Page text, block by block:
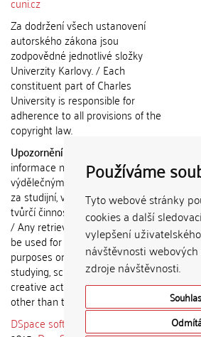
Používáme
Tyto webové stránky
cookies a další
vylepšení
návštěvnosti
zdroje návštěvnosti.
Za dodržení všech ustanovení
autorského zákona jsou
zodpovědné jednotlivé složky
Univerzity Karlovy. / Each
constituent part of Charles
University is responsible for
adherence to all provisions of the
copyright law.
Upozornění / Notice:
informace nemohou být použity k
výdělečným účelům nebo vydávány
za studijní, vědeckou nebo jinou
tvůrčí činnost jiné osoby než autora.
/ Any retrieved information shall not
be used for any commercial
purposes or claimed as results of
studying, scientific or any other
creative activities of any person
other than the author.
DSpace software
copyright © 2002-